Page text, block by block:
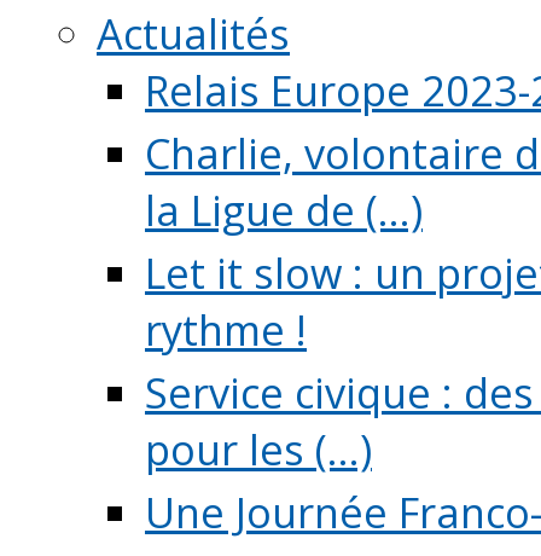
Actualités
Relais Europe
Charlie, volontaire
la Ligue de (...)
Let it slow : un
rythme !
Service civique :
pour les (...)
Une Journée